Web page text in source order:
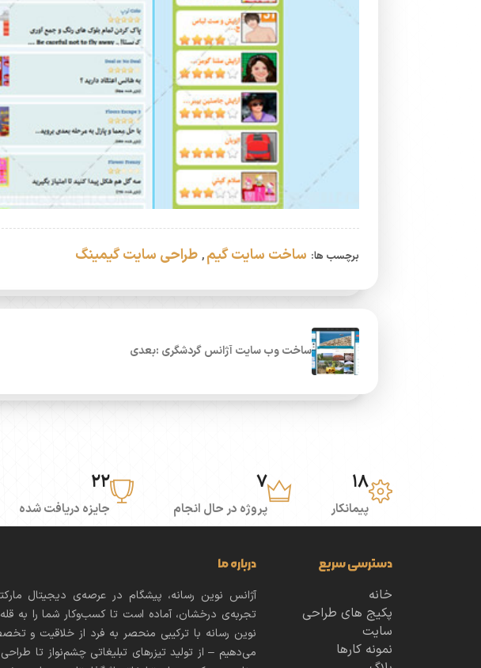
برچسب ها: ساخت سایت گیم , طراحی سایت گیمینگ
ساخت وب سایت آژانس گردشگری :بعدی
18
پیمانکار
7
پروژه در حال انجام
22
جایزه دریافت شده
دسترسی سریع
خانه
پکیج های طراحی
سایت
نمونه کارها
درباره ما
آژانس نوین رسانه، پیشگام در عرصه‌ی دیجیتال
تجربه‌ی درخشان، آماده است تا کسب‌وکار شما را به
نوین رسانه با ترکیبی منحصر به فرد از خلاقیت و
می‌دهیم – از تولید تیزرهای تبلیغاتی چشم‌نواز تا